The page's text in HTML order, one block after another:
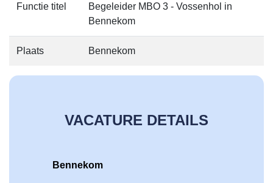
Functie titel
Begeleider MBO 3 - Vossenhol in
Bennekom
Plaats Bennekom
VACATURE DETAILS
Bennekom